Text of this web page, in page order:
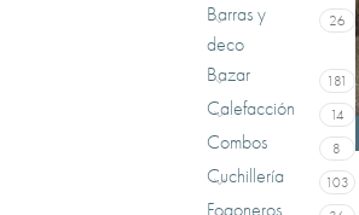
Barras y
deco
26
Bazar 181
Calefacción 14
Combos 8
Cuchillería 103
Fogoneros